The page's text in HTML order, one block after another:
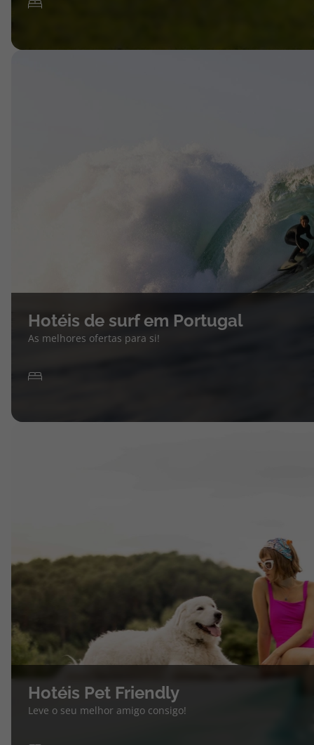
Hotéis de surf em Portugal
As melhores ofertas para si!
Hotéis Pet Friendly
Leve o seu melhor amigo consigo!